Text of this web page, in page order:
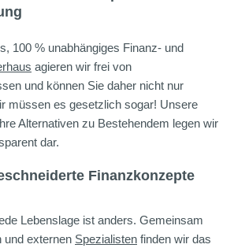
100 % unabhängiges Finanz- und
agieren wir frei von
und können Sie daher nicht nur
müssen es gesetzlich sogar! Unsere
Alternativen zu Bestehendem legen wir
dar.
Finanzkonzepte
Lebenslage ist anders. Gemeinsam
und externen Spezialisten finden wir das